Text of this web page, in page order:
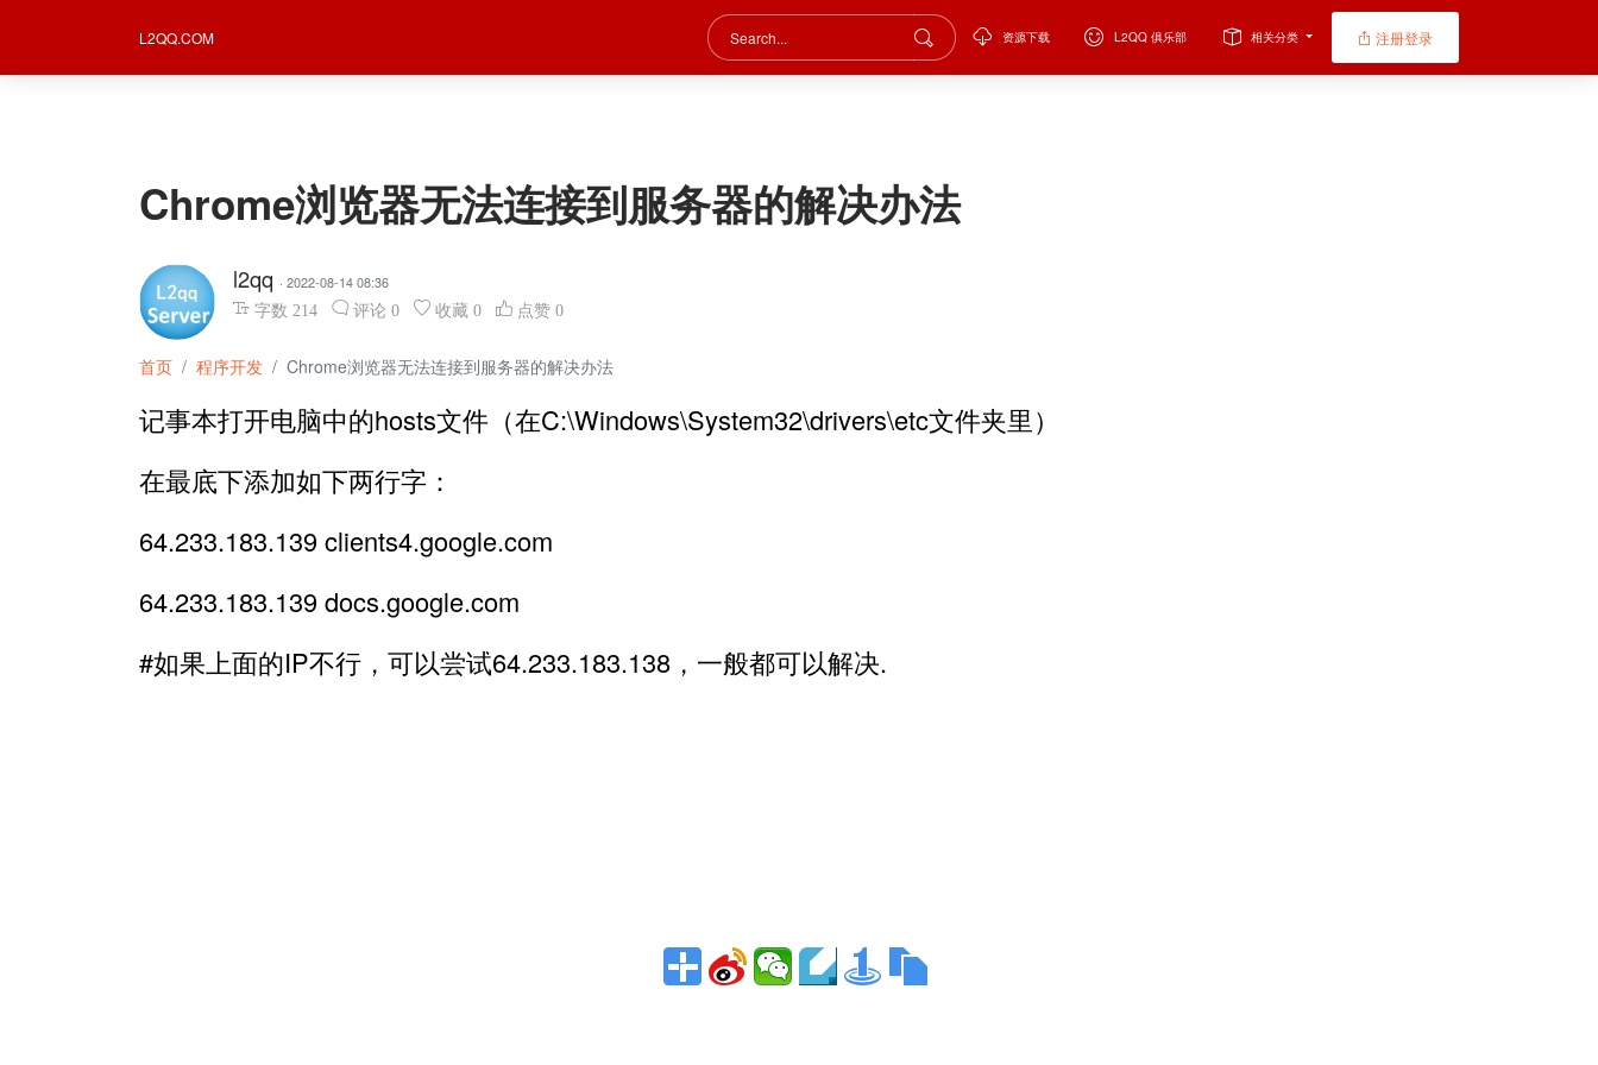
L2QQ.COM 资源下载 L2QQ 俱乐部 相关分类 注册登录
Chrome浏览器无法连接到服务器的解决办法
l2qq · 2022-08-14 08:36
字数 214 评论 0 收藏 0 点赞 0
首页 程序开发 Chrome浏览器无法连接到服务器的解决办法
记事本打开电脑中的hosts文件（在C:\Windows\System32\drivers\etc文件夹里）
在最底下添加如下两行字：
64.233.183.139 clients4.google.com
64.233.183.139 docs.google.com
#如果上面的IP不行，可以尝试64.233.183.138，一般都可以解决.